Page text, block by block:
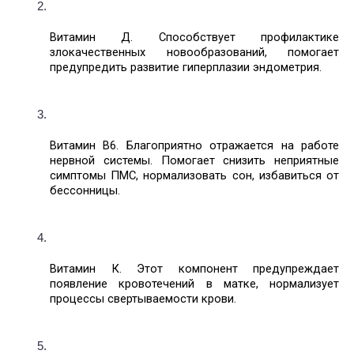
Витамин Д. Способствует профилактике
злокачественных новообразований, помогает
предупредить развитие гиперплазии эндометрия.
Витамин В6. Благоприятно отражается на работе
нервной системы. Помогает снизить неприятные
симптомы ПМС, нормализовать сон, избавиться от
бессонницы.
Витамин К. Этот компонент предупреждает
появление кровотечений в матке, нормализует
процессы свертываемости крови.